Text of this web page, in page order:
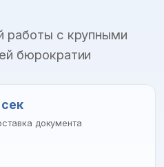
работы с крупными
бюрократии
документа